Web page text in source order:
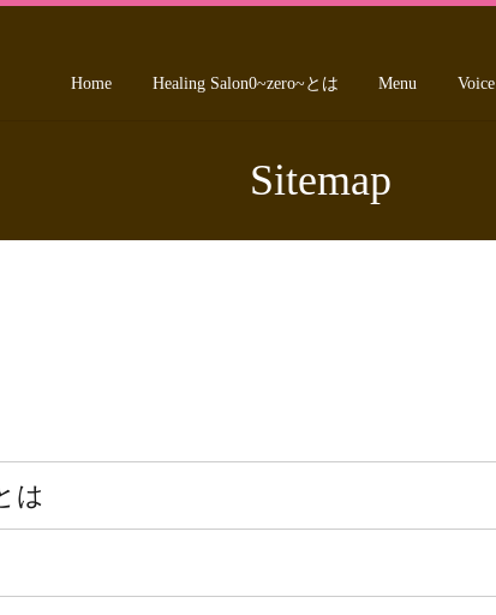
Home Healing Salon0~zero~とは Menu Voice
Sitemap
は